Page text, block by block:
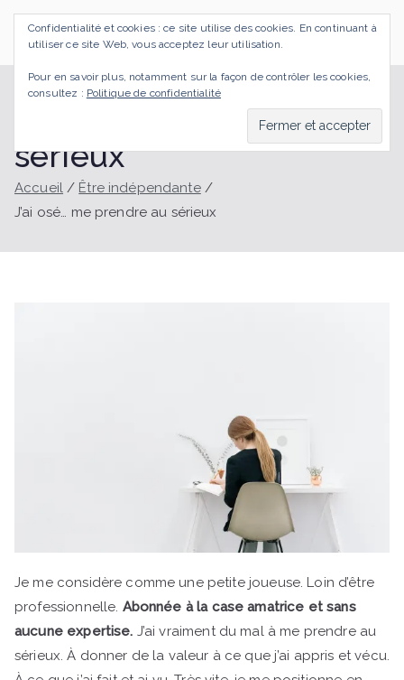
Aller
SI J'OSAIS
Bilan de Compétences Gestalt Rezé
J’ai osé… me prendre au
sérieux
Accueil
Être indépendante
J’ai osé… me prendre au sérieux
Je me considère comme une petite joueuse. Loin d’être
professionnelle. Abonnée à la case amatrice et sans
aucune expertise. J’ai vraiment du mal à me prendre au
sérieux. À donner de la valeur à ce que j’ai appris et vécu.
Confidentialité et cookies : ce site utilise des cookies. En continuant à
utiliser ce site Web, vous acceptez leur utilisation.
Pour en savoir plus, notamment sur la façon de contrôler les cookies,
consultez : Politique de confidentialité